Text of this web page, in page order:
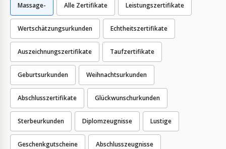
Alle Zertifikate Leistungszertifikate
Wertschätzungsurkunden Echtheitszertifikate
Auszeichnungszertifikate Taufzertifikate
Geburtsurkunden Weihnachtsurkunden
Abschlusszertifikate Glückwunschurkunden
Sterbeurkunden Diplomzeugnisse Lustige
Geschenkgutscheine Abschlusszeugnisse
Massage-